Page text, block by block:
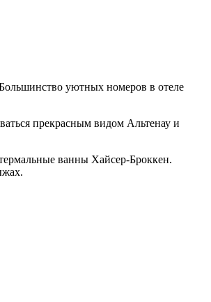
уютных номеров в отеле
прекрасным видом Альтенау и
ванны Хайсер-Броккен.